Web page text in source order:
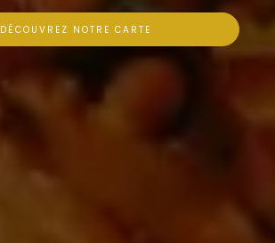
DÉCOUVREZ NOTRE CARTE